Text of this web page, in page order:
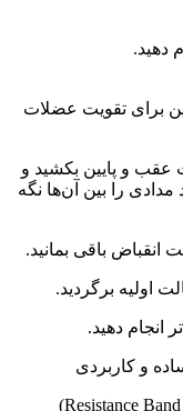
برای تقویت عضلات
عقب و پایین بکشید و
مدادی را بین آن‌ها نگه
باقی بمانید.
اولیه برگردید.
انجام دهید.